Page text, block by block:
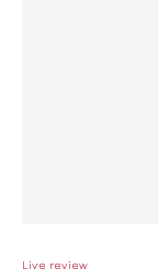
Live review